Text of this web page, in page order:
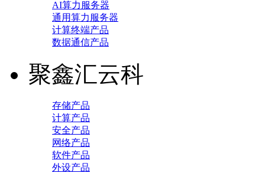
AI算力服务器
通用算力服务器
计算终端产品
数据通信产品
聚鑫汇云科
存储产品
计算产品
安全产品
网络产品
软件产品
外设产品